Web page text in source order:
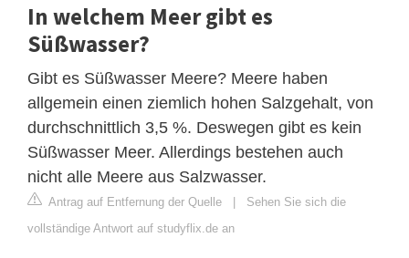
In welchem Meer gibt es
Süßwasser?
Gibt es Süßwasser Meere? Meere haben
allgemein einen ziemlich hohen Salzgehalt, von
durchschnittlich 3,5 %. Deswegen gibt es kein
Süßwasser Meer. Allerdings bestehen auch
nicht alle Meere aus Salzwasser.
Antrag auf Entfernung der Quelle
Sehen Sie sich die
vollständige Antwort auf studyflix.de an